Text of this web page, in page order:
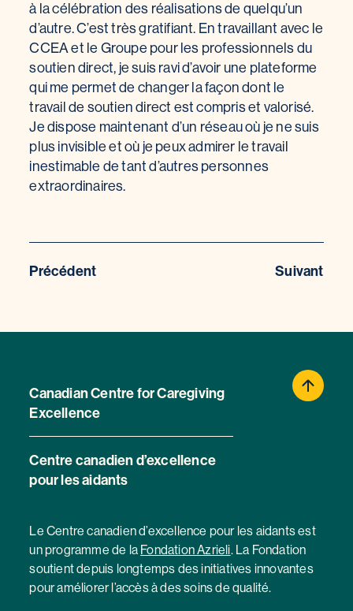
à la célébration des réalisations de quelqu’un
d’autre. C’est très gratifiant. En travaillant avec le
CCEA et le Groupe pour les professionnels du
soutien direct, je suis ravi d’avoir une plateforme
qui me permet de changer la façon dont le
travail de soutien direct est compris et valorisé.
Je dispose maintenant d’un réseau où je ne suis
plus invisible et où je peux admirer le travail
inestimable de tant d’autres personnes
extraordinaires.
Précédent Suivant
Canadian Centre for Caregiving
Excellence
Centre canadien d’excellence
pour les aidants
Le Centre canadien d’excellence pour les aidants est
un programme de la Fondation Azrieli. La Fondation
soutient depuis longtemps des initiatives innovantes
pour améliorer l’accès à des soins de qualité.